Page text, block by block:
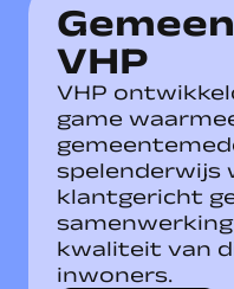
VHP
VHP
game
spelenderwijs
klantgericht
kwaliteit van
inwoners.